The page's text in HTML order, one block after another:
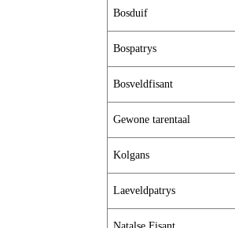
Bosduif
Bospatrys
Bosveldfisant
Gewone tarentaal
Kolgans
Laeveldpatrys